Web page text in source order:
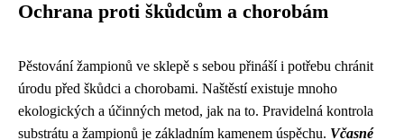
Ochrana proti škůdcům a chorobám
Pěstování žampionů ve sklepě s sebou přináší i potřebu chránit
úrodu před škůdci a chorobami. Naštěstí existuje mnoho
ekologických a účinných metod, jak na to. Pravidelná kontrola
substrátu a žampionů je základním kamenem úspěchu. Včasné